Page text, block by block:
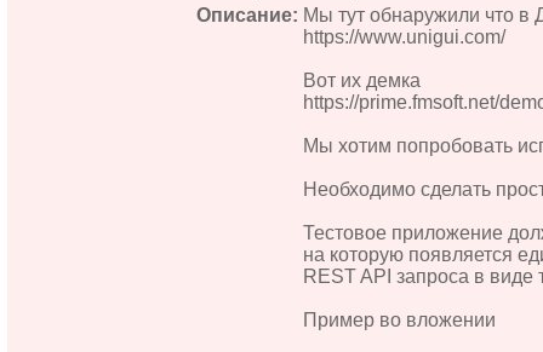
Описание: Мы тут обнаружили что в
https://www.unigui.com/
Вот их демка
https://prime.fmsoft.net/
Мы хотим попробовать
Необходимо сделать
Тестовое приложение
на которую появляется
REST API запроса в виде
Пример во вложении